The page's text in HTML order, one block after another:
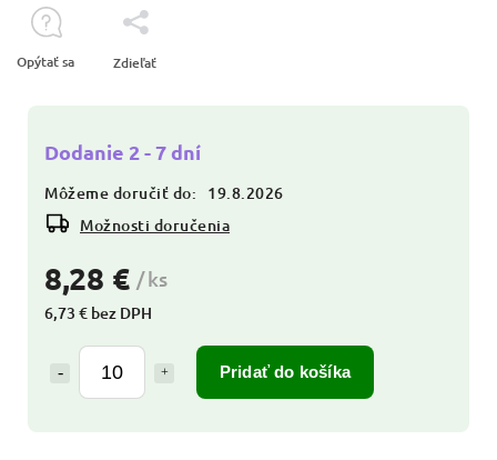
8,28 € / ks
6,73 € bez DPH
Pridať do košíka
Dodanie 2 - 7 dní
Môžeme doručiť do:
19.8.2026
Možnosti doručenia
Opýtať sa Zdieľať